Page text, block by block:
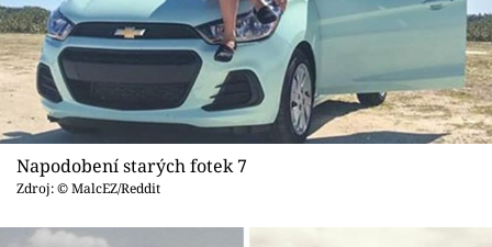
Napodobení starých fotek 7
Zdroj: © MalcEZ/Reddit